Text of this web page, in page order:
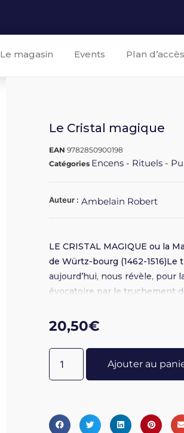
Le magasin Events Plan d’accès
Le Cristal magique
EAN9782850900198
Catégories Encens - Rituels -
Auteur : Ambelain Robert
LE CRISTAL MAGIQUE ou la
de Würtz-bourg (1462-
aujourd’hui, nous révèle, pour
évocatoire par le truchement
20,50€
Ajouter au